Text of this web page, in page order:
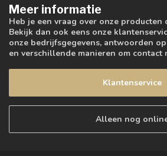
Meer informatie
Heb je een vraag over onze producten
Bekijk dan ook eens onze
onze bedrijfsgegevens, antwoorden
en verschillende manieren om contact
Klantenservice
Alleen nog